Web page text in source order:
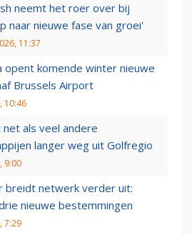
neemt het roer over bij
naar nieuwe fase van groei'
11:37
opent komende winter nieuwe
Brussels Airport
10:46
net als veel andere
langer weg uit Golfregio
9:00
breidt netwerk verder uit:
nieuwe bestemmingen
7:29